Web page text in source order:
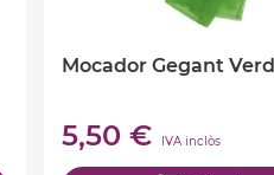
Mocador Gegant Verd
5,50 € IVA inclòs